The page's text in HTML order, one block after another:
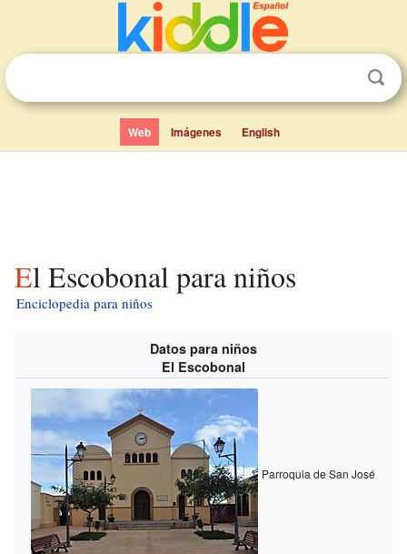
Web Imágenes English
El Escobonal para niños
Enciclopedia para niños
Datos para niños
El Escobonal
Parroquia de San José